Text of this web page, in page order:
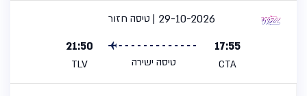
טיסה חזור
29-10-2026
17:55
CTA טיסה ישירה
21:50
TLV